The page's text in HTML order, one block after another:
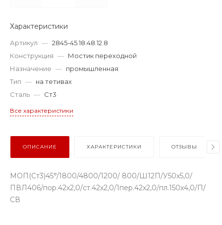
Характеристики
Артикул — 2845-45.18.48.12.8
Конструкция — Мостик переходной
Назначение — промышленная
Тип — на тетивах
Сталь — Ст3
Все характеристики
ОПИСАНИЕ ХАРАКТЕРИСТИКИ ОТЗЫВЫ
МОП(Ст3)45°/1800/4800/1200/ 800/Ш12П/У50х5,0/
ПВЛ406/пор.42х2,0/ст.42х2,0/1пер.42х2,0/пл.150х4,0/П/
СВ